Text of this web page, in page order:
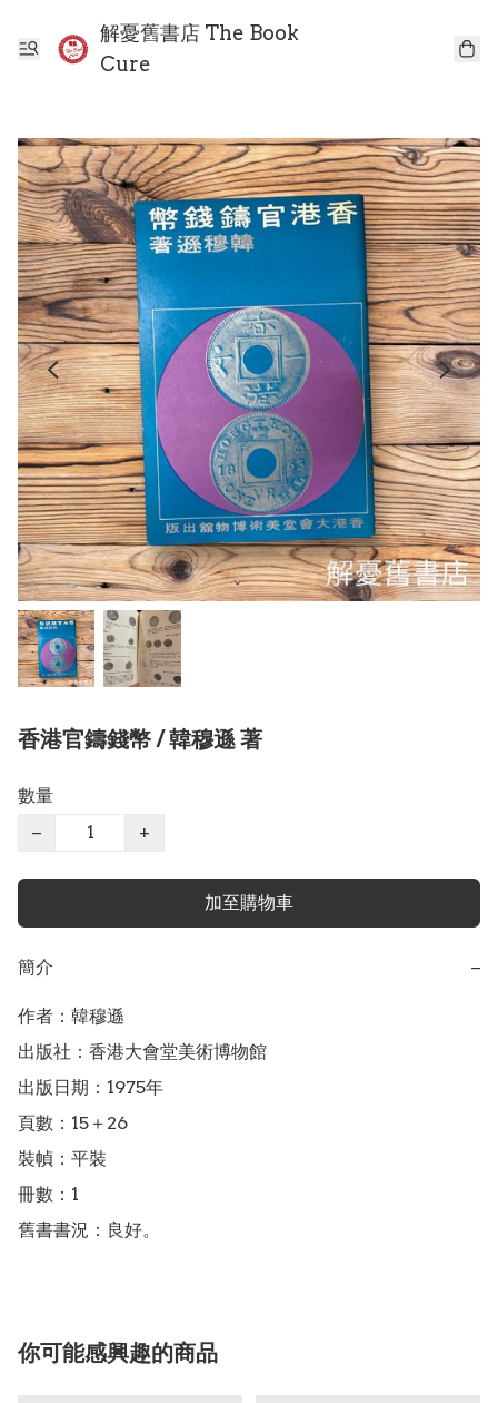
解憂舊書店 The Book
Cure
香港官鑄錢幣 / 韓穆遜 著
數量
−
+
加至購物車
簡介 −
作者：韓穆遜
出版社：香港大會堂美術博物館
出版日期：1975年
頁數：15＋26
裝幀：平裝
冊數：1
舊書書況：良好。
你可能感興趣的商品